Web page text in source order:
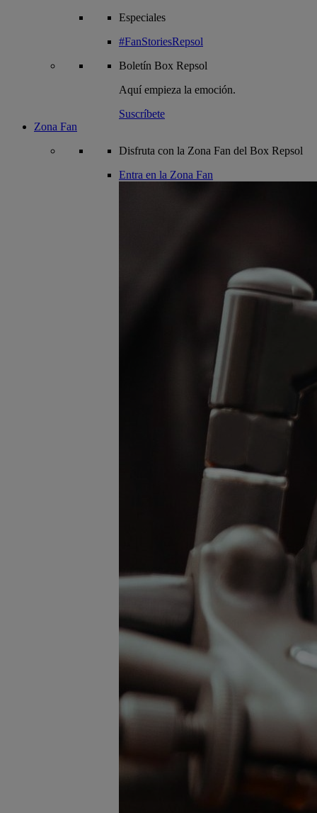
Especiales
#FanStoriesRepsol
Boletín Box Repsol
Aquí empieza la emoción.
Suscríbete
Zona Fan
Disfruta con la Zona Fan del Box Repsol
Entra en la Zona Fan